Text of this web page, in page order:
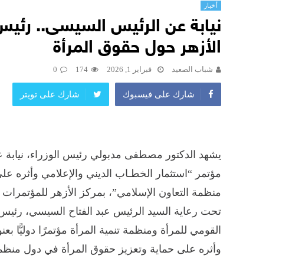
أخبار
نيابة عن الرئيس السيسى..
الأزهر حول حقوق المرأة
شباب الصعيد فبراير 1, 2026 174
0
شارك على فيسبوك شارك على تويتر
يشهد الدكتور مصطفى مدبولي رئيس الوزراء،
مؤتمر “استثمار الخطـاب الديني والإعلامي
منظمة التعاون الإسلامي”، بمركز الأزهر
تحت رعاية السيد الرئيس عبد الفتاح السيسي،
القومي للمرأة ومنظمة تنمية المرأة مؤتمرًا دوليًّا